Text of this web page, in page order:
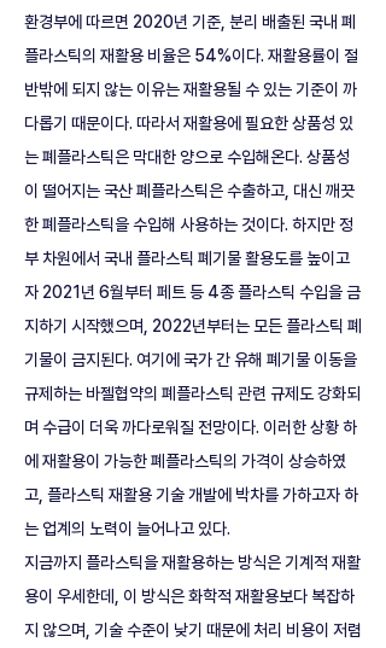
환경부에 따르면 2020년 기준, 분리 배출된 국내 폐
플라스틱의 재활용 비율은 54%이다. 재활용률이 절
반밖에 되지 않는 이유는 재활용될 수 있는 기준이 까
다롭기 때문이다. 따라서 재활용에 필요한 상품성 있
는 폐플라스틱은 막대한 양으로 수입해온다. 상품성
이 떨어지는 국산 폐플라스틱은 수출하고, 대신 깨끗
한 폐플라스틱을 수입해 사용하는 것이다. 하지만 정
부 차원에서 국내 플라스틱 폐기물 활용도를 높이고
자 2021년 6월부터 페트 등 4종 플라스틱 수입을 금
지하기 시작했으며, 2022년부터는 모든 플라스틱 폐
기물이 금지된다. 여기에 국가 간 유해 폐기물 이동을
규제하는 바젤협약의 폐플라스틱 관련 규제도 강화되
며 수급이 더욱 까다로워질 전망이다. 이러한 상황 하
에 재활용이 가능한 폐플라스틱의 가격이 상승하였
고, 플라스틱 재활용 기술 개발에 박차를 가하고자 하
는 업계의 노력이 늘어나고 있다.
지금까지 플라스틱을 재활용하는 방식은 기계적 재활
용이 우세한데, 이 방식은 화학적 재활용보다 복잡하
지 않으며, 기술 수준이 낮기 때문에 처리 비용이 저렴